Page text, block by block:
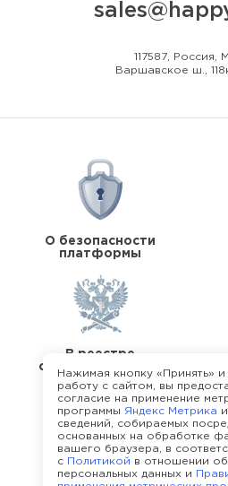
117587, Россия,
Варшавское ш.,
О безопасности
платформы
В реестре
операторов перс.
данных
О команде
Нажимая кнопку «Принять»
работу с сайтом, вы
согласие на применение
программы Яндекс Метрика
сведений, собираемых
основанных на обработке
вашего браузера, в
с Политикой в отношении
персональных данных и